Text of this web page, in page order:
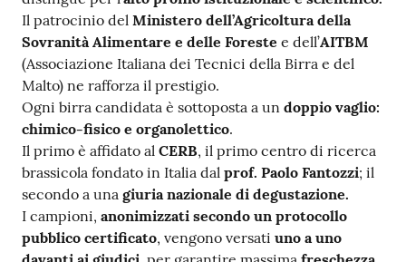
Il patrocinio del Ministero dell’Agricoltura della
Sovranità Alimentare e delle Foreste e dell’AITBM
(Associazione Italiana dei Tecnici della Birra e del
Malto) ne rafforza il prestigio.
Ogni birra candidata è sottoposta a un doppio vaglio:
chimico-fisico e organolettico.
Il primo è affidato al CERB, il primo centro di ricerca
brassicola fondato in Italia dal prof. Paolo Fantozzi; il
secondo a una giuria nazionale di degustazione.
I campioni, anonimizzati secondo un protocollo
pubblico certificato, vengono versati uno a uno